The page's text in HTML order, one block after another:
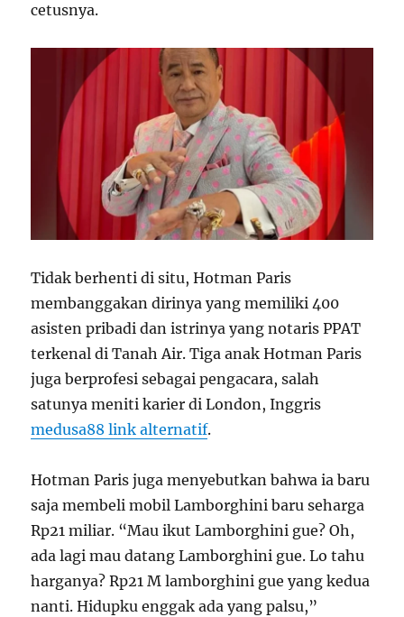
cetusnya.
Tidak berhenti di situ, Hotman Paris
membanggakan dirinya yang memiliki 400
asisten pribadi dan istrinya yang notaris PPAT
terkenal di Tanah Air. Tiga anak Hotman Paris
juga berprofesi sebagai pengacara, salah
satunya meniti karier di London, Inggris
medusa88 link alternatif.
Hotman Paris juga menyebutkan bahwa ia baru
saja membeli mobil Lamborghini baru seharga
Rp21 miliar. “Mau ikut Lamborghini gue? Oh,
ada lagi mau datang Lamborghini gue. Lo tahu
harganya? Rp21 M lamborghini gue yang kedua
nanti. Hidupku enggak ada yang palsu,”